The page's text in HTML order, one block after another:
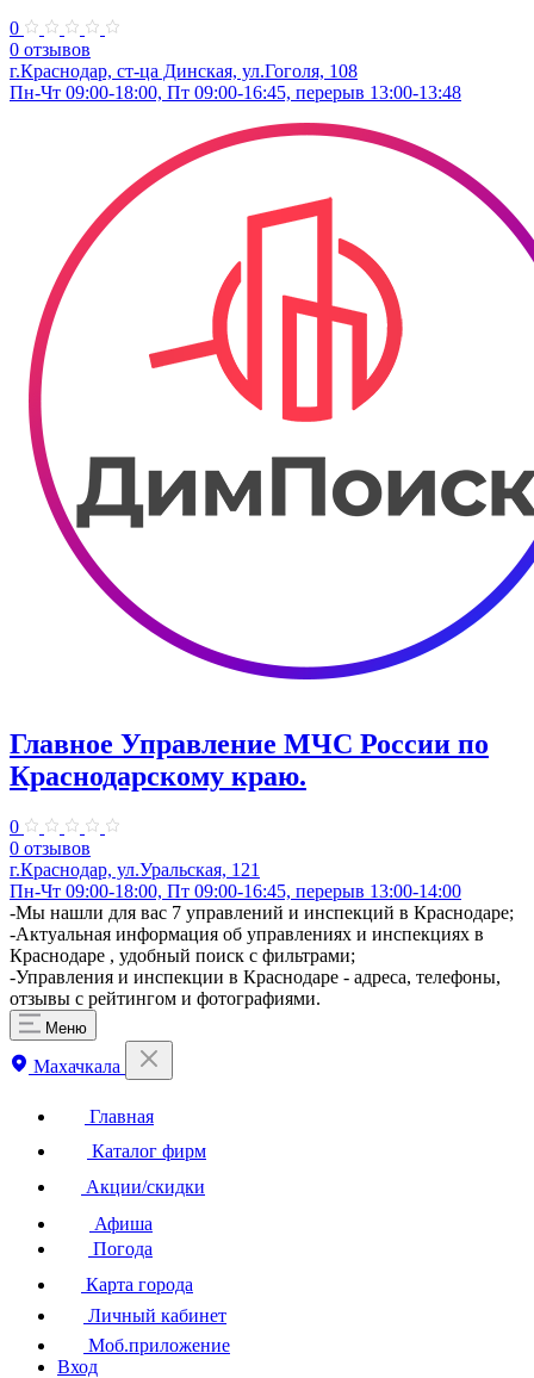
0
0 отзывов
г.Краснодар, ст-ца Динская, ул.Гоголя, 108
Пн-Чт 09:00-18:00, Пт 09:00-16:45, перерыв 13:00-13:48
Главное Управление МЧС России по
Краснодарскому краю.
0
0 отзывов
г.Краснодар, ул.Уральская, 121
Пн-Чт 09:00-18:00, Пт 09:00-16:45, перерыв 13:00-14:00
​-Мы нашли для вас 7 управлений и инспекций в Краснодаре;
-Актуальная информация об управлениях и инспекциях в
Краснодаре , удобный поиск с фильтрами;
-Управления и инспекции в Краснодаре - адреса, телефоны,
отзывы с рейтингом и фотографиями.
Меню
Махачкала
Главная
Каталог фирм
Акции/скидки
Афиша
Погода
Карта города
Личный кабинет
Моб.приложение
Вход